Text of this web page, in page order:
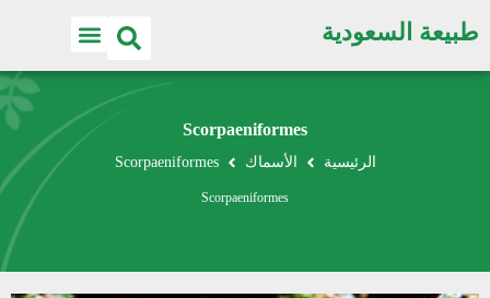
طبيعة السعودية
Scorpaeniformes
الرئيسية الأسماك Scorpaeniformes
Scorpaeniformes